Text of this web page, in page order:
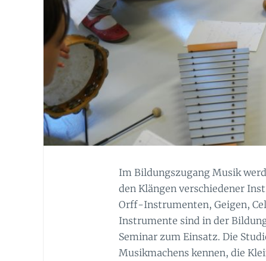
Im Bildungszugang Musik
den Klängen verschiedener
Orff-Instrumenten, Geigen,
Instrumente sind in der
Seminar zum Einsatz. Die
Musikmachens kennen, die